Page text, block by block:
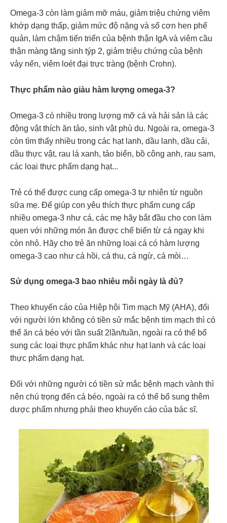
Omega-3 còn làm giảm mỡ máu, giảm triệu chứng viêm
khớp dạng thấp, giảm mức độ nặng và số cơn hen phế
quản, làm chậm tiến triển của bệnh thận IgA và viêm cầu
thận màng tăng sinh týp 2, giảm triệu chứng của bệnh
vảy nến, viêm loét đại trực tràng (bệnh Crohn).
Thực phẩm nào giàu hàm lượng omega-3?
Omega-3 có nhiều trong lượng mỡ cá và hải sản là các
động vật thích ăn tảo, sinh vật phù du. Ngoài ra, omega-3
còn tìm thấy nhiều trong các hạt lanh, dầu lanh, dầu cải,
dầu thực vật, rau lá xanh, tảo biển, bồ công anh, rau sam,
các loại thực phẩm dạng hạt...
Trẻ có thể được cung cấp omega-3 tự nhiên từ nguồn
sữa mẹ. Để giúp con yêu thích thực phẩm cung cấp
nhiều omega-3 như cá, các mẹ hãy bắt đầu cho con làm
quen với những món ăn được chế biến từ cá ngay khi
còn nhỏ. Hãy cho trẻ ăn những loại cá có hàm lượng
omega-3 cao như cá hồi, cá thu, cá ngừ, cá mòi…
Sử dụng omega-3 bao nhiêu mỗi ngày là đủ?
Theo khuyến cáo của Hiệp hội Tim mạch Mỹ (AHA), đối
với người lớn không có tiền sử mắc bệnh tim mạch thì có
thể ăn cá béo với tần suất 2lần/tuần, ngoài ra có thể bổ
sung các loại thực phẩm khác như hạt lanh và các loại
thực phẩm dạng hạt.
Đối với những người có tiền sử mắc bệnh mạch vành thì
nên chú trọng đến cá béo, ngoài ra có thể bổ sung thêm
dược phẩm nhưng phải theo khuyến cáo của bác sĩ.